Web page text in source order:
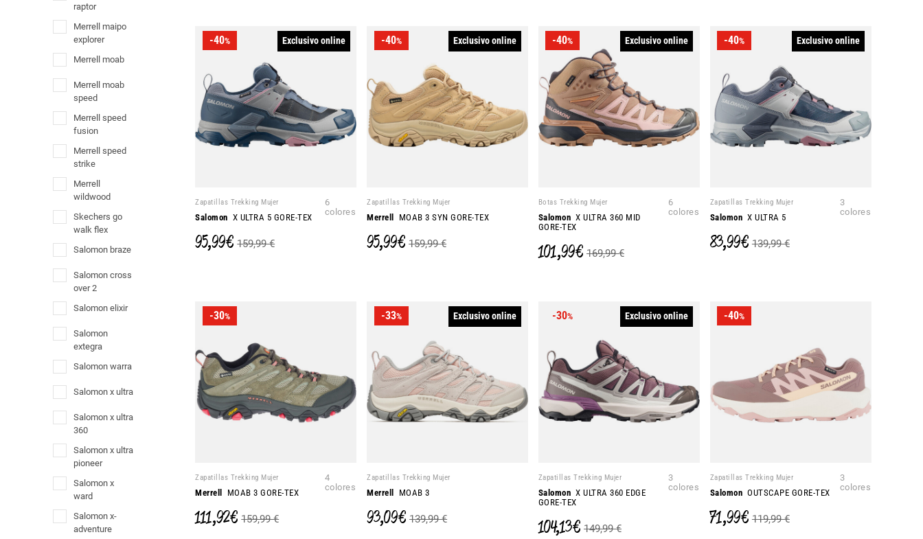
-40% Exclusivo online
Zapatillas Trekking Mujer
Salomon X ULTRA 5 GORE-TEX
6
colores
95,99 € 159,99 €
-40% Exclusivo online
Zapatillas Trekking Mujer
Merrell MOAB 3 SYN GORE-TEX
95,99 € 159,99 €
-40% Exclusivo online
Botas Trekking Mujer
Salomon X ULTRA 360 MID
GORE-TEX
6
colores
101,99 € 169,99 €
-40% Exclusivo online
Zapatillas Trekking Mujer
Salomon X ULTRA 5
3
colores
83,99 € 139,99 €
-30%
Zapatillas Trekking Mujer
Merrell MOAB 3 GORE-TEX
4
colores
111,92 € 159,99 €
-33% Exclusivo online
Zapatillas Trekking Mujer
Merrell MOAB 3
93,09 € 139,99 €
-30% Exclusivo online
Zapatillas Trekking Mujer
Salomon X ULTRA 360 EDGE
GORE-TEX
3
colores
104,13 € 149,99 €
-40%
Zapatillas Trekking Mujer
Salomon OUTSCAPE GORE-TEX
3
colores
71,99 € 119,99 €
raptor
merrell maipo
explorer
merrell moab
merrell moab
speed
merrell speed
fusion
merrell speed
strike
merrell
wildwood
skechers go
walk flex
salomon braze
salomon cross
over 2
salomon elixir
salomon
extegra
salomon warra
salomon x ultra
salomon x ultra
360
salomon x ultra
pioneer
salomon x
ward
salomon x-
adventure